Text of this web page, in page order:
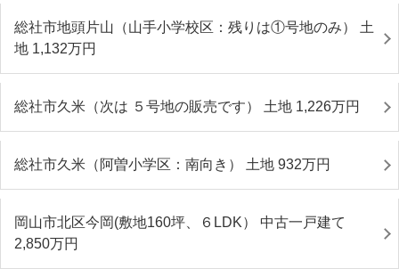
総社市地頭片山（山手小学校区：残りは①号地のみ） 土
地 1,132万円
総社市久米（次は ５号地の販売です） 土地 1,226万円
総社市久米（阿曽小学区：南向き） 土地 932万円
岡山市北区今岡(敷地160坪、６LDK） 中古一戸建て
2,850万円